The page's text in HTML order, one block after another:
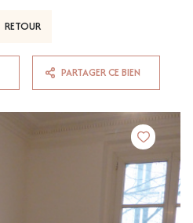
RETOUR
PARTAGER CE BIEN